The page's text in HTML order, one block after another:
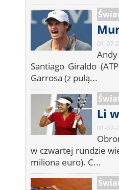
01-07-
Santiago Giraldo
Garrosa (z pulą...
Li
01-07-
w czwartej rundzie
miliona euro). C...